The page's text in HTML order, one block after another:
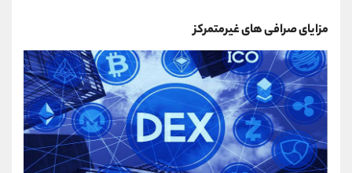
مزایای صرافی های غیرمتمرکز